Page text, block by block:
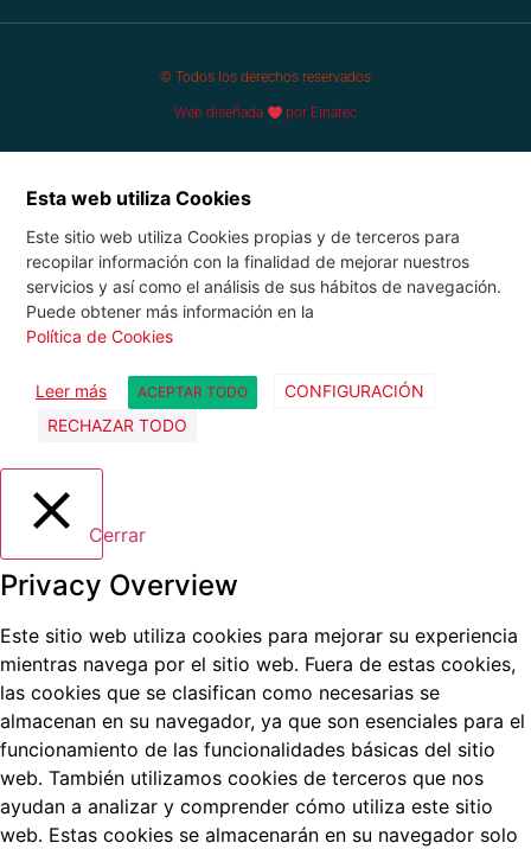
© Todos los derechos reservados
Web diseñada por Einatec
Esta web utiliza Cookies
Este sitio web utiliza Cookies propias y de terceros para
recopilar información con la finalidad de mejorar nuestros
servicios y así como el análisis de sus hábitos de navegación.
Puede obtener más información en la
Política de Cookies
Leer más ACEPTAR TODO
CONFIGURACIÓN
RECHAZAR TODO
Cerrar
Privacy Overview
Este sitio web utiliza cookies para mejorar su experiencia
mientras navega por el sitio web. Fuera de estas cookies,
las cookies que se clasifican como necesarias se
almacenan en su navegador, ya que son esenciales para el
funcionamiento de las funcionalidades básicas del sitio
web. También utilizamos cookies de terceros que nos
ayudan a analizar y comprender cómo utiliza este sitio
web. Estas cookies se almacenarán en su navegador solo